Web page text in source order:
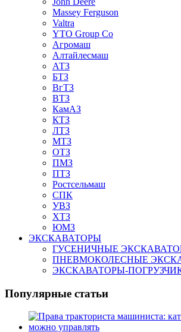
Massey Ferguson
Valtra
YTO Group Co
Агромаш
Алтайлесмаш
АТЗ
БТЗ
ВгТЗ
ВТЗ
КамАЗ
КТЗ
ЛТЗ
МТЗ
ОТЗ
ПМЗ
ПТЗ
Ростсельмаш
СПК
УВЗ
ХТЗ
ЮМЗ
ЭКСКАВАТОРЫ
ГУСЕНИЧНЫЕ
ПНЕВМОКОЛЕСНЫЕ
ЭКСКАВАТОРЫ-
Популярные статьи